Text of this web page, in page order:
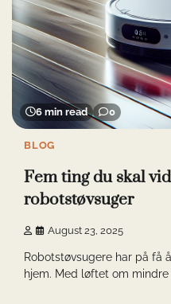
6 min read 0
BLOG
Fem ting du skal
robotstøvsuger
August 23, 2025
Robotstøvsugere har på få
hjem. Med løftet om mindre